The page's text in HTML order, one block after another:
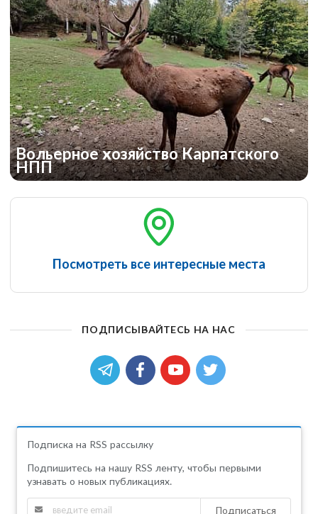
Вольерное хозяйство Карпатского
НПП
Посмотреть все интересные места
ПОДПИСЫВАЙТЕСЬ НА НАС
Подписка на RSS рассылку
Подпишитесь на нашу RSS ленту, чтобы первыми
узнавать о новых публикациях.
Подписаться